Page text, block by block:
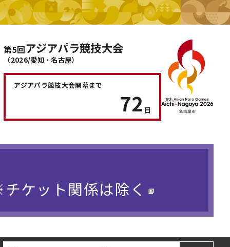
第5回アジアパラ競技大会
（2026/愛知・名古屋）
アジアパラ競技大会開幕まで
72 日
ケット関係は除く